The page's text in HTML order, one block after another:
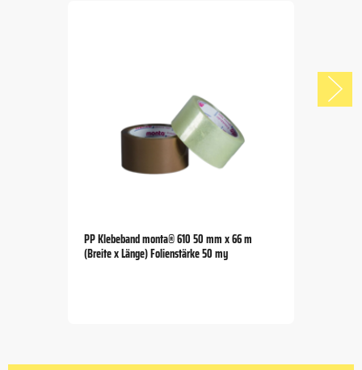
PP Klebeband monta® 610 50 mm x 66 m
(Breite x Länge) Folienstärke 50 my